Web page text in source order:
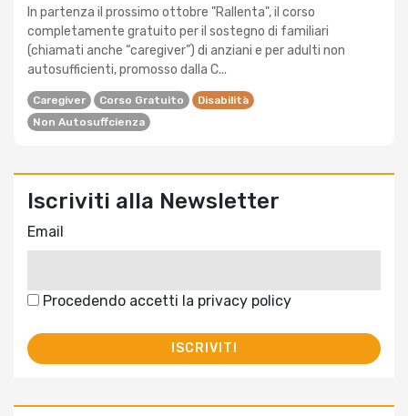
In partenza il prossimo ottobre "Rallenta", il corso
completamente gratuito per il sostegno di familiari
(chiamati anche “caregiver”) di anziani e per adulti non
autosufficienti, promosso dalla C...
Caregiver Corso Gratuito
Disabilità
Non Autosuffcienza
Iscriviti alla Newsletter
Email
Procedendo accetti la privacy policy